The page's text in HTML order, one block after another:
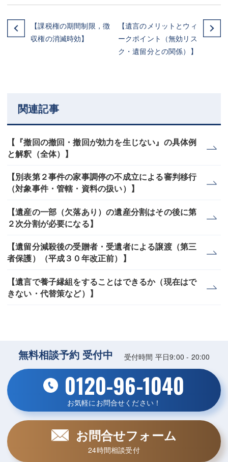
【課税権の期間制限，徴
収権の消滅時効】
【遺言のメリットとウィ
ークポイント（無効リス
ク・遺留分との関係）】
関連記事
【『撤回の撤回・撤回が効力を生じない』の具体例
と解釈（全体）】
【別表第２事件の家事調停の不成立による審判移行
（対象事件・管轄・資料の扱い）】
【遺産の一部（欠落あり）の遺産分割はその後に第
２次分割が必要になる】
【遺留分減殺後の受贈者・受遺者による譲渡（第三
者保護）（平成３０年改正前）】
【遺言で養子縁組をすることはできるか（現在はで
きない・代替策など）】
無料相談予約 受付中 受付時間 平日9:00 - 20:00
0120-96-1040
お気軽にお問合せください！
お問合せフォーム
24時間相談受付